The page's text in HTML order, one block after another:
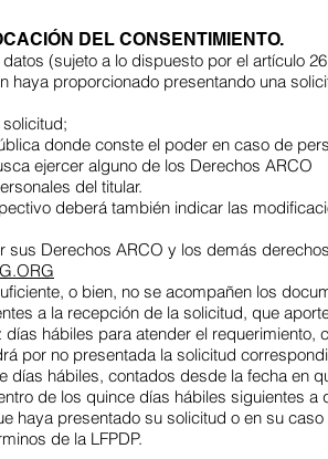
DEL CONSENTIMIENTO.
(sujeto a lo dispuesto por el artículo
proporcionado presentando una
donde conste el poder en caso de
ejercer alguno de los Derechos ARCO
del titular.
deberá también indicar las
Derechos ARCO y los demás
o bien, no se acompañen los
a la recepción de la solicitud, que
hábiles para atender el requerimiento,
por no presentada la solicitud
hábiles, contados desde la fecha en
de los quince días hábiles siguientes a
haya presentado su solicitud o en su
de la LFPDP.